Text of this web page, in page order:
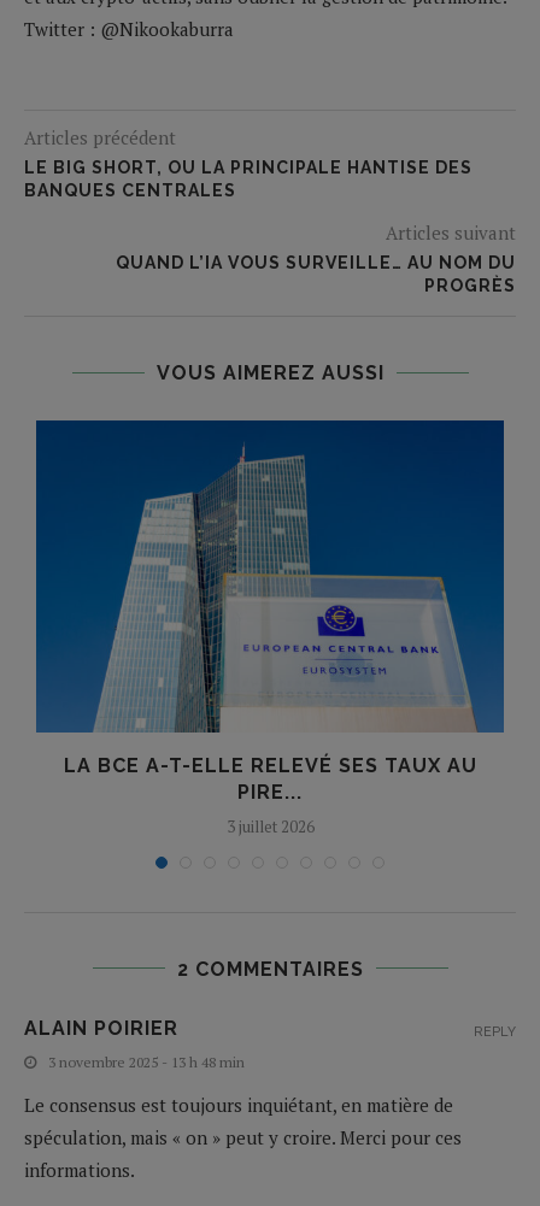
Twitter : @Nikookaburra
Articles précédent
LE BIG SHORT, OU LA PRINCIPALE HANTISE DES
BANQUES CENTRALES
Articles suivant
QUAND L’IA VOUS SURVEILLE… AU NOM DU
PROGRÈS
VOUS AIMEREZ AUSSI
LA BCE A-T-ELLE RELEVÉ SES TAUX AU
PIRE...
3 juillet 2026
2 COMMENTAIRES
ALAIN POIRIER
3 novembre 2025 - 13 h 48 min
Le consensus est toujours inquiétant, en matière de
spéculation, mais « on » peut y croire. Merci pour ces
informations.
REPLY